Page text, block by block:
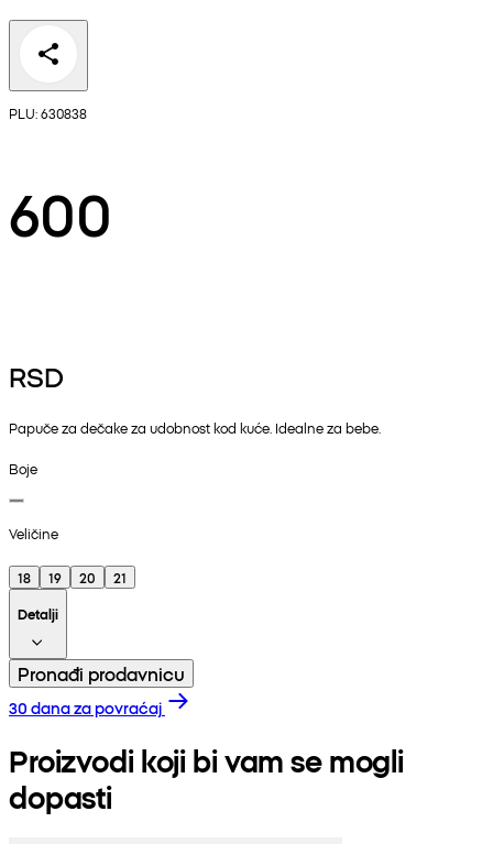
PLU: 630838
600
RSD
Papuče za dečake za udobnost kod kuće. Idealne za bebe.
Boje
Veličine
18 19 20
21
Detalji
Pronađi prodavnicu
30 dana za povraćaj
Proizvodi koji bi vam se mogli
dopasti